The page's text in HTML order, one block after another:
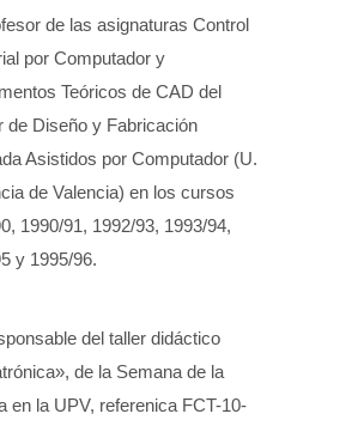
de las asignaturas Control
por Computador y
Teóricos de CAD del
de Diseño y Fabricación
Asistidos por Computador (U.
de Valencia) en los cursos
1990/91, 1992/93, 1993/94,
y 1995/96.
del taller didáctico
de la Semana de la
en la UPV, referenica FCT-10-